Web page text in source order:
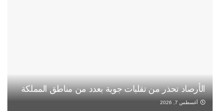
الأرصاد تحذر من تقلبات جوية بعدد من مناطق المملكة
أغسطس 7, 2026